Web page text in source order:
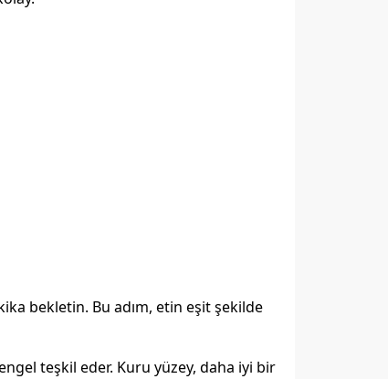
bekletin. Bu adım, etin eşit şekilde
teşkil eder. Kuru yüzey, daha iyi bir